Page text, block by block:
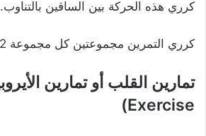
كرري هذه الحركة بين الساقين بالتناوب.
كرري التمرين مجموعتين كل مجموعة 12 مرة تكرار.
Exercise)